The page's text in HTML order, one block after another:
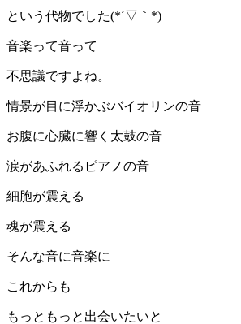
という代物でした(*´▽｀*)
音楽って音って
不思議ですよね。
情景が目に浮かぶバイオリンの音
お腹に心臓に響く太鼓の音
涙があふれるピアノの音
細胞が震える
魂が震える
そんな音に音楽に
これからも
もっともっと出会いたいと